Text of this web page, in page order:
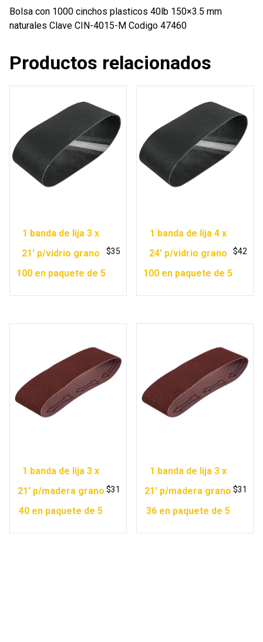
Bolsa con 1000 cinchos plasticos 40lb 150×3.5 mm
naturales Clave CIN-4015-M Codigo 47460
Productos relacionados
1 banda de lija 3 x
21′ p/vidrio grano
100 en paquete de 5
$35
1 banda de lija 4 x
24′ p/vidrio grano
100 en paquete de 5
$42
1 banda de lija 3 x
21′ p/madera grano
40 en paquete de 5
$31
1 banda de lija 3 x
21′ p/madera grano
36 en paquete de 5
$31